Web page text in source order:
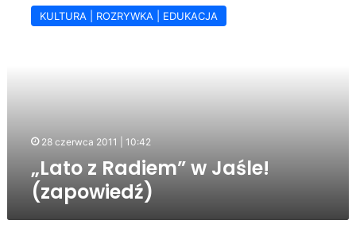
Radiem”KULTURA | ROZRYWKA | EDUKACJA
28 czerwca 2011 | 10:42
„Lato z Radiem” w Jaśle!
(zapowiedź)